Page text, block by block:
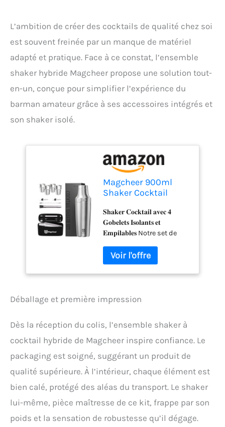
L’ambition de créer des cocktails de qualité chez soi
est souvent freinée par un manque de matériel
adapté et pratique. Face à ce constat, l’ensemble
shaker hybride Magcheer propose une solution tout-
en-un, conçue pour simplifier l’expérience du
barman amateur grâce à ses accessoires intégrés et
son shaker isolé.
Magcheer 900ml
Shaker Cocktail
Professionnel avec
Tasse Empilable 4
Pièces | Kit Cocktail 9
Pièces avec Sac de
Rangement | Kit
Barman pour
Débutants et
𝐒𝐡𝐚𝐤𝐞𝐫 𝐂𝐨𝐜𝐤𝐭𝐚𝐢𝐥 𝐚𝐯𝐞𝐜 𝟒
𝐆𝐨𝐛𝐞𝐥𝐞𝐭𝐬 𝐈𝐬𝐨𝐥𝐚𝐧𝐭𝐬 𝐞𝐭
𝐄𝐦𝐩𝐢𝐥𝐚𝐛𝐥𝐞𝐬 Notre set de
4 tasse isotherme
empilables qui se rangent
parfaitement à l'intérieur
vide, rehaussant ainsi
votre expérience cocktail.
nique, en soirée ou en
vacances à la plage, ce set
pouvoir savourer un
cocktail frais à tout
soyez. 𝐒𝐡𝐚𝐤𝐞𝐫 𝐂𝐨𝐜𝐤𝐭𝐚𝐢𝐥
𝐀𝐧𝐭𝐢𝐠𝐞𝐥–𝐆𝐚𝐫𝐝𝐞 𝐕𝐨𝐬 𝐌𝐚𝐢𝐧𝐬 𝐚𝐮
Magcheer est doté d'une
Déballage et première impression
Dès la réception du colis, l’ensemble shaker à
cocktail hybride de Magcheer inspire confiance. Le
packaging est soigné, suggérant un produit de
qualité supérieure. À l’intérieur, chaque élément est
bien calé, protégé des aléas du transport. Le shaker
lui-même, pièce maîtresse de ce kit, frappe par son
poids et la sensation de robustesse qu’il dégage.